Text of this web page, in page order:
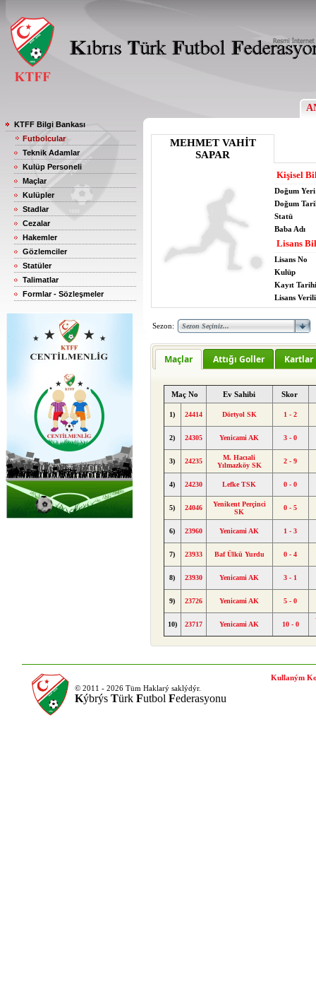
KTFF Bilgi Bankası
Futbolcular
Teknik Adamlar
Kulüp Personeli
Maçlar
Kulüpler
Stadlar
Cezalar
Hakemler
Gözlemciler
Statüler
Talimatlar
Formlar - Sözleşmeler
MEHMET VAHİT
SAPAR
Kişisel
Doğum Yeri
Doğum
Statü
Baba Adı
Lisans
Lisans No
Kulüp
Kayıt Tarihi
Lisans
Sezon:
Maçlar Attığı Goller Kartlar
Maç No Ev Sahibi Skor
1) 24414 Dörtyol SK 1 - 2
2) 24305 Yenicami AK 3 - 0
3) 24235
M. Hacıali
Yılmazköy SK
2 - 9
4) 24230 Lefke TSK 0 - 0
5) 24046
Yenikent Perçinci
SK
0 - 5
6) 23960 Yenicami AK 1 - 3
7) 23933 Baf Ülkü Yurdu 0 - 4
8) 23930 Yenicami AK 3 - 1
9) 23726 Yenicami AK 5 - 0
10) 23717 Yenicami AK 10 - 0
© 2011 - 2026 Tüm Haklarý saklýdýr.
Kýbrýs Türk Futbol Federasyonu
Kullaným